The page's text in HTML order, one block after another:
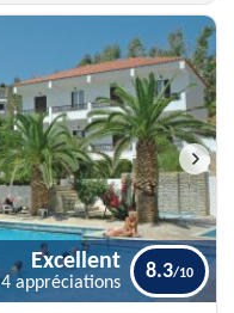
Excellent
4 appréciations
8.3